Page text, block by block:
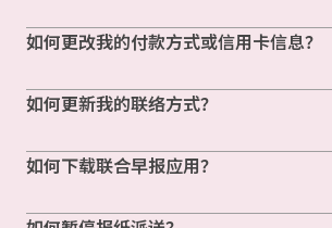
如何更改我的付款方式或信用卡信息？
如何更新我的联络方式？
如何下载联合早报应用？